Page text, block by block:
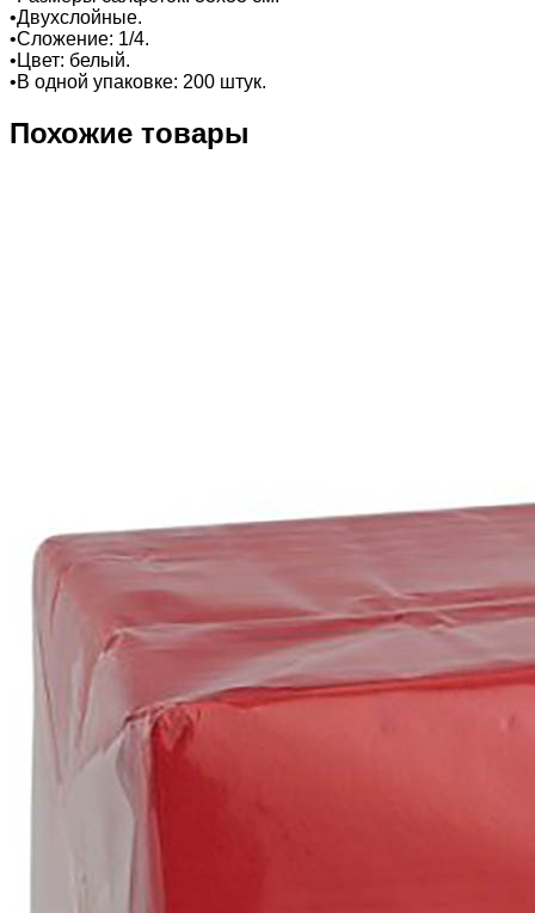
•Двухслойные.
•Сложение: 1/4.
•Цвет: белый.
•В одной упаковке: 200 штук.
Похожие товары